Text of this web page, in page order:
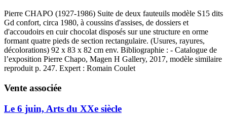
Pierre CHAPO (1927-1986) Suite de deux fauteuils modèle S15 dits
Gd confort, circa 1980, à coussins d'assises, de dossiers et
d'accoudoirs en cuir chocolat disposés sur une structure en orme
formant quatre pieds de section rectangulaire. (Usures, rayures,
décolorations) 92 x 83 x 82 cm env. Bibliographie : - Catalogue de
l’exposition Pierre Chapo, Magen H Gallery, 2017, modèle similaire
reproduit p. 247. Expert : Romain Coulet
Vente associée
Le 6 juin, Arts du XXe siècle